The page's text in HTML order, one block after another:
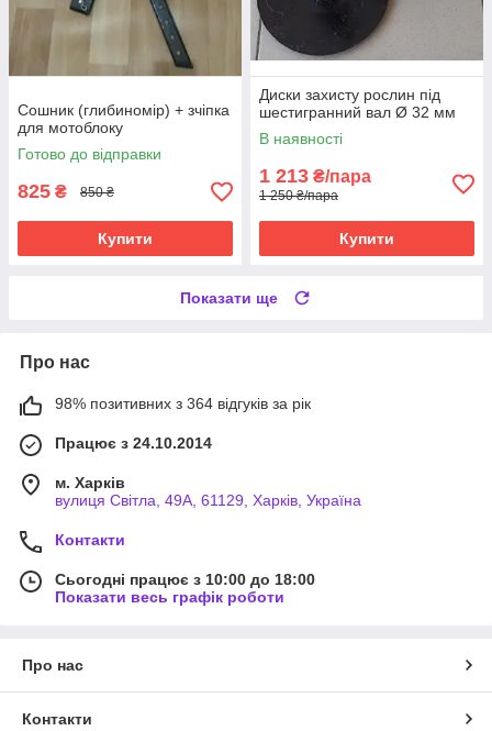
Сошник (глибиномір) + зчіпка
для мотоблоку
Готово до відправки
825 ₴ 850 ₴
Купити
Диски захисту рослин під
шестигранний вал Ø 32 мм
В наявності
1 213 ₴/пара
1 250 ₴/пара
Купити
Показати ще
Про нас
98% позитивних з 364 відгуків за рік
Працює з 24.10.2014
м. Харків
вулиця Світла, 49А, 61129, Харків, Україна
Контакти
Сьогодні працює з 10:00 до 18:00
Показати весь графік роботи
Про нас
Контакти